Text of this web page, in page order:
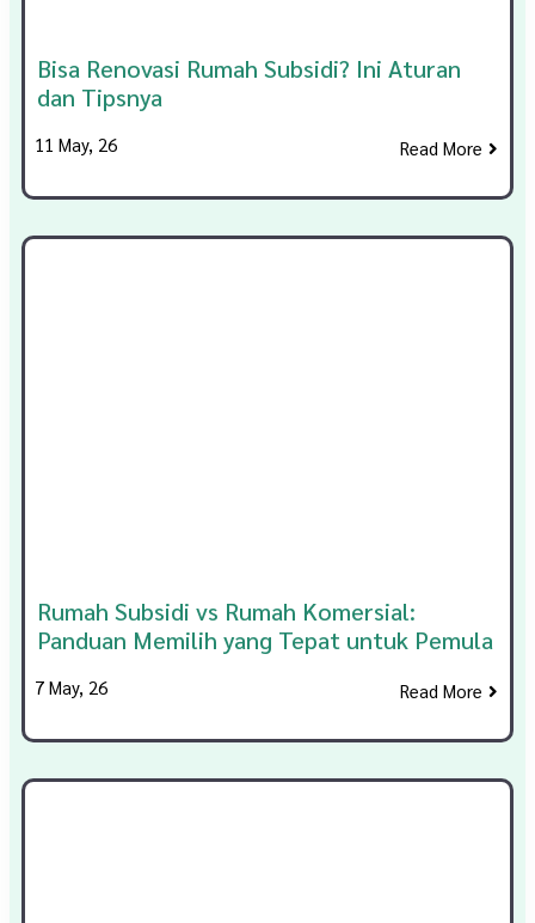
Bisa Renovasi Rumah Subsidi? Ini Aturan
dan Tipsnya
11 May, 26 Read More
Rumah Subsidi vs Rumah Komersial:
Panduan Memilih yang Tepat untuk Pemula
7 May, 26 Read More